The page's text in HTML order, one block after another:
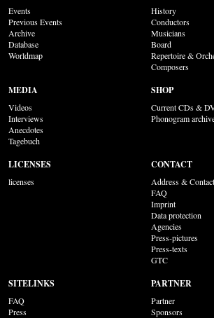
Events
Previous Events
Archive
Database
Worldmap
History
Conductors
Musicians
Board
Repertoire &
Composers
MEDIA
Videos
Interviews
Anecdotes
Tagebuch
SHOP
Current CDs &
Phonogram
LICENSES
licenses
CONTACT
Address & Contact
FAQ
Imprint
Data protection
Agencies
Press-pictures
Press-texts
GTC
SITELINKS
FAQ
Press
PARTNER
Partner
Sponsors